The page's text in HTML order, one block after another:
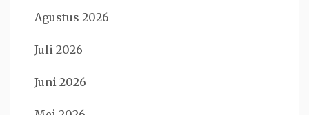
Agustus 2026
Juli 2026
Juni 2026